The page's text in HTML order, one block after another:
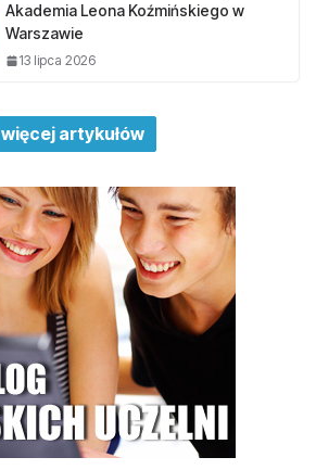
Akademia Leona Koźmińskiego w
Warszawie
13 lipca 2026
więcej artykułów